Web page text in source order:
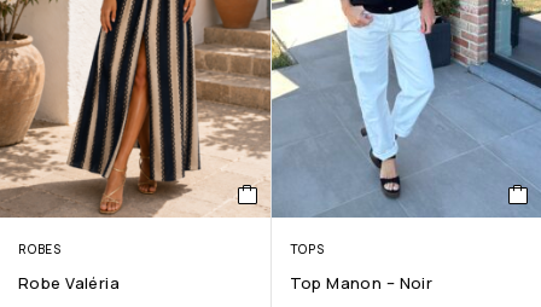
ROBES
Robe Valéria
TOPS
Top Manon – Noir